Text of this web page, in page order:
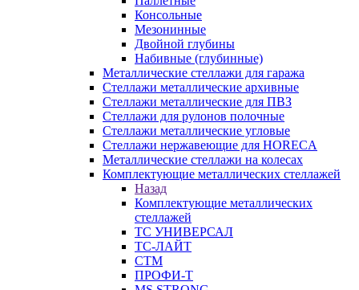
Консольные
Мезонинные
Двойной глубины
Набивные (глубинные)
Металлические стеллажи для гаража
Стеллажи металлические архивные
Стеллажи металлические для ПВЗ
Стеллажи для рулонов полочные
Стеллажи металлические угловые
Стеллажи нержавеющие для HORECA
Металлические стеллажи на колесах
Комплектующие металлических стеллажей
Назад
Комплектующие металлических
стеллажей
ТС УНИВЕРСАЛ
ТС-ЛАЙТ
СТМ
ПРОФИ-Т